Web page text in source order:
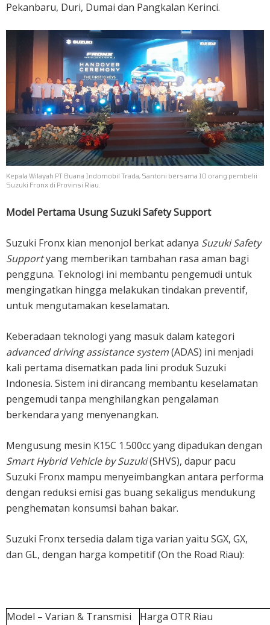
Pekanbaru, Duri, Dumai dan Pangkalan Kerinci.
Kepala Wilayah PT Buana Indomobil Trada, Santoni bersama 10 orang pembelii
Suzuki Fronx di Provinsi Riau.
Model Pertama Usung Suzuki Safety Support
Suzuki Fronx kian menonjol berkat adanya Suzuki Safety
Supportyang memberikan tambahan rasa aman bagi
pengguna. Teknologi ini membantu pengemudi untuk
mengingatkan hingga melakukan tindakan preventif,
untuk mengutamakan keselamatan.
Keberadaan teknologi yang masuk dalam kategori
advanced driving assistance system(ADAS) ini menjadi
kali pertama disematkan pada lini produk Suzuki
Indonesia. Sistem ini dirancang membantu keselamatan
pengemudi tanpa menghilangkan pengalaman
berkendara yang menyenangkan.
Mengusung mesin K15C 1.500cc yang dipadukan dengan
Smart Hybrid Vehicle by Suzuki(SHVS), dapur pacu
Suzuki Fronx mampu menyeimbangkan antara performa
dengan reduksi emisi gas buang sekaligus mendukung
penghematan konsumsi bahan bakar.
Suzuki Fronx tersedia dalam tiga varian yaitu SGX, GX,
dan GL, dengan harga kompetitif (On the Road Riau):
Model – Varian & Transmisi Harga OTR Riau